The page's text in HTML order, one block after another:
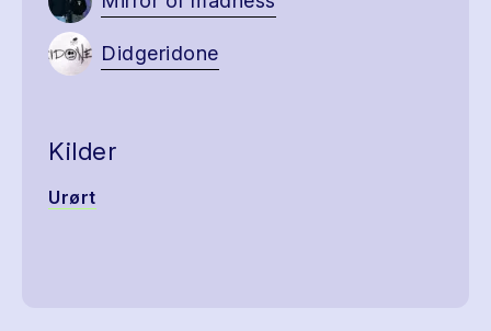
Didgeridone
Kilder
Urørt